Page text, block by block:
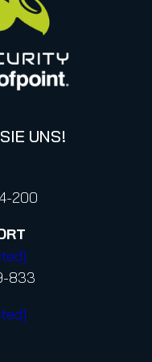
UNS!
200
833